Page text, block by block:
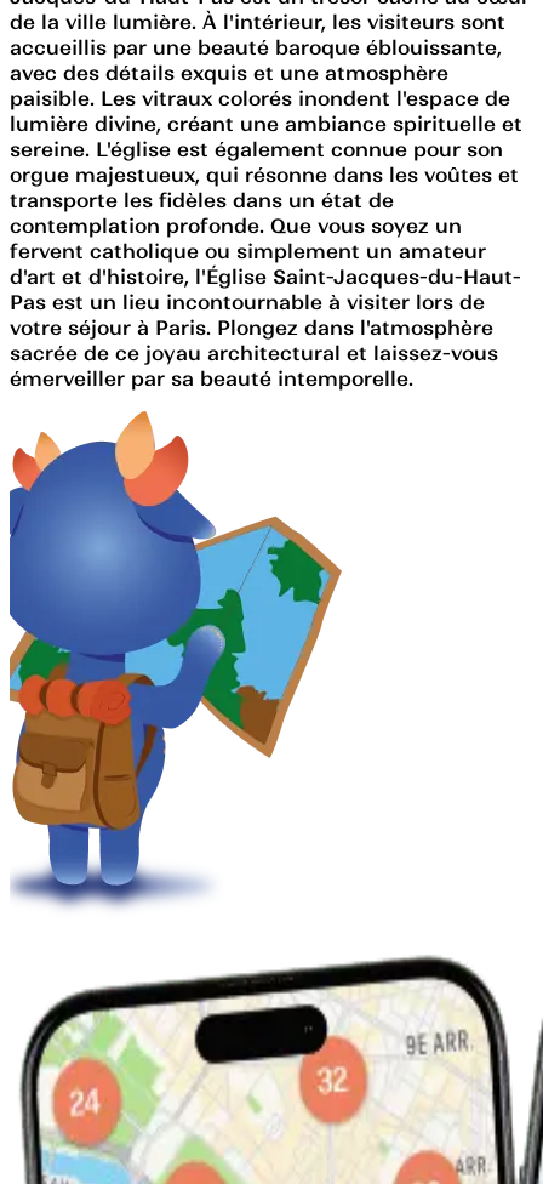
de la ville lumière. À l'intérieur, les visiteurs sont
accueillis par une beauté baroque éblouissante,
avec des détails exquis et une atmosphère
paisible. Les vitraux colorés inondent l'espace de
lumière divine, créant une ambiance spirituelle et
sereine. L'église est également connue pour son
orgue majestueux, qui résonne dans les voûtes et
transporte les fidèles dans un état de
contemplation profonde. Que vous soyez un
fervent catholique ou simplement un amateur
d'art et d'histoire, l'Église Saint-Jacques-du-Haut-
Pas est un lieu incontournable à visiter lors de
votre séjour à Paris. Plongez dans l'atmosphère
sacrée de ce joyau architectural et laissez-vous
émerveiller par sa beauté intemporelle.